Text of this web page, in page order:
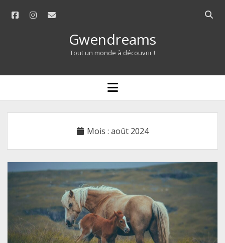
facebookinstagram
email
Open
Gwendreams
Tout un monde à découvrir !
open
menu
Mois : août 2024